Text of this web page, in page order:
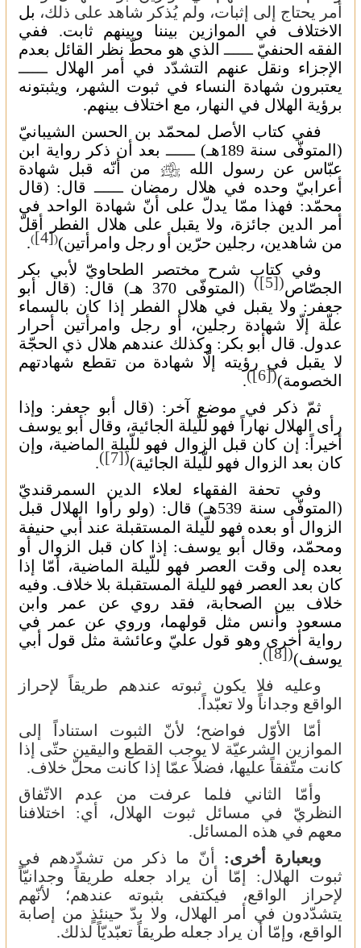
أمر يحتاج إلى إثبات، ولم يُذكر شاهد على ذلك، بل
الاختلاف في الموازين بيننا وبينهم ثابت. ففي
الفقه الحنفيّــــــالذي هو محطّ نظر القائل بعدم
الإجزاء ونقل عنهم التشدّد في أمر الهلال ــــــ
يعتبرون شهادة النساء في ثبوت الشهر، ويثبتونه
برؤية الهلال في النهار، مع اختلاف بينهم.
ففي كتاب الأصل لمحمّد بن الحسن الشيبانيّ
(المتوفّى سنة 189هـ)
ــــــبعد أن ذكر رواية ابن
عبّاس عن رسول الله J من أنّه قبل شهادة
أعرابيّ وحده في هلال رمضانــــــقال: (قال
محمّد: فهذا ممّا يدلّ على أنّ شهادة الواحد في
أمر الدين جائزة، ولا يقبل على هلال الفطر أقلّ
من شاهدين، رجلين حرّين أو رجل وامرأتين)(
[4]
)
.
وفي كتاب شرح مختصر الطحاويّ لأبي بكر
الجصّاص(
[5]
)
(المتوفّى 370 هـ) قال: (قال أبو
جعفر: ولا يقبل في هلال الفطر إذا كان بالسماء
علّة إلّا شهادة رجلين، أو رجل وامرأتين أحرار
عدول. قال أبو بكر: وكذلك عندهم هلال ذي الحجّة
لا يقبل في رؤيته إلّا شهادة من تقطع شهادتهم
الخصومة)(
[6]
)
.
ثمّ ذكر في موضع آخر: (قال أبو جعفر: وإذا
رأى الهلال نهاراً فهو للّيلة الجائية، وقال أبو يوسف
أخيراً: إن كان قبل الزوال فهو للّيلة الماضية، وإن
كان بعد الزوال فهو للّيلة الجائية)(
[7]
)
.
وفي تحفة الفقهاء لعلاء الدين السمرقنديّ
(المتوفّى سنة 539هـ) قال: (ولو رأوا
الهلال قبل
الزوال أو بعده فهو للّيلة المستقبلة عند أبي حنيفة
ومحمّد، وقال أبو يوسف: إذا كان قبل
الزوال أو
بعده إلى وقت العصر فهو للّيلة الماضية، أمّا إذا
كان بعد العصر فهو لليلة المستقبلة بلا خلاف. وفيه
خلاف بين الصحابة، فقد روي عن عمر وابن
مسعود وأنس مثل قولهما، وروي عن عمر في
رواية أخرى وهو قول عليّ وعائشة مثل قول أبي
يوسف)(
[8]
)
.
وعليه فلا يكون ثبوته عندهم طريقاً لإحراز
الواقع وجداناً ولا تعبّداً.
أمّا الأوّل فواضح؛ لأنّ الثبوت استناداً إلى
الموازين الشرعيّة لا يوجب القطع واليقين حتّى إذا
كانت متّفقاً عليها، فضلاً عمّا إذا كانت محلّ خلاف.
وأمّا الثاني فلما عرفت من عدم الاتّفاق
النظريّ في مسائل ثبوت الهلال، أي: اختلافنا
معهم في هذه المسائل.
وبعبارة أخرى: أنّ ما ذكر من تشدّدهم في
ثبوت الهلال: إمّا أن يراد جعله طريقاً وجدانيّاً
لإحراز الواقع، فيكتفى بثبوته عندهم؛ لأنّهم
يتشدّدون في أمر الهلال، ولا بدّ حينئذٍ من إصابة
الواقع، وإمّا أن يراد جعله طريقاً تعبّديّاً لذلك.